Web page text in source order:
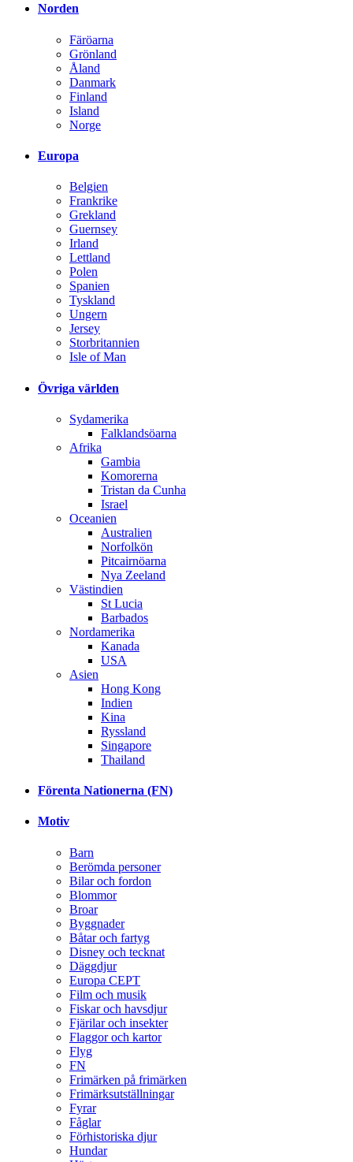
Norden
Färöarna
Grönland
Åland
Danmark
Finland
Island
Norge
Europa
Belgien
Frankrike
Grekland
Guernsey
Irland
Lettland
Polen
Spanien
Tyskland
Ungern
Jersey
Storbritannien
Isle of Man
Övriga världen
Sydamerika
Falklandsöarna
Afrika
Gambia
Komorerna
Tristan da Cunha
Israel
Oceanien
Australien
Norfolkön
Pitcairnöarna
Nya Zeeland
Västindien
St Lucia
Barbados
Nordamerika
Kanada
USA
Asien
Hong Kong
Indien
Kina
Ryssland
Singapore
Thailand
Förenta Nationerna (FN)
Motiv
Barn
Berömda personer
Bilar och fordon
Blommor
Broar
Byggnader
Båtar och fartyg
Disney och tecknat
Däggdjur
Europa CEPT
Film och musik
Fiskar och havsdjur
Fjärilar och insekter
Flaggor och kartor
Flyg
FN
Frimärken på frimärken
Frimärksutställningar
Fyrar
Fåglar
Förhistoriska djur
Hundar